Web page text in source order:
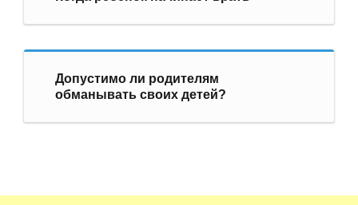
Допустимо ли родителям
обманывать своих детей?